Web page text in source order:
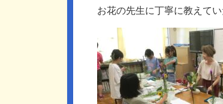
お花の先生に丁寧に教えて